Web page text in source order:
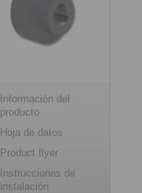
Información del
producto
Hoja de datos
Product flyer
Instrucciones de
instalación